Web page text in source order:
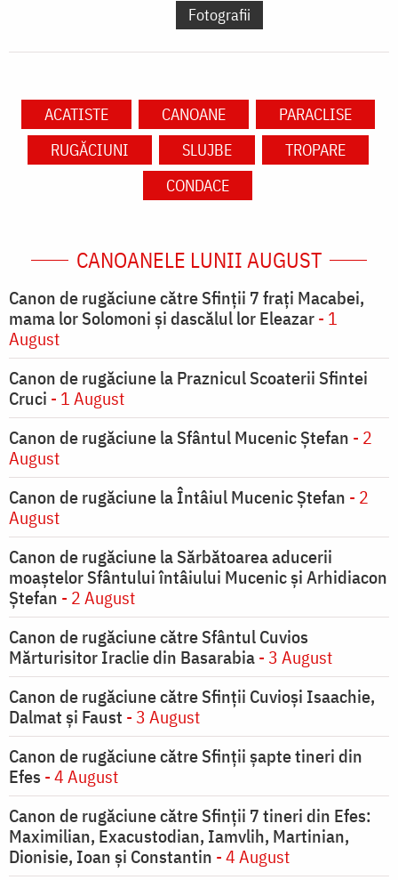
Fotografii
ACATISTE CANOANE
PARACLISE
RUGĂCIUNI
SLUJBE
TROPARE
CONDACE
CANOANELE LUNII AUGUST
Canon de rugăciune către Sfinţii 7 fraţi Macabei,
mama lor Solomoni şi dascălul lor Eleazar- 1
August
Canon de rugăciune la Praznicul Scoaterii Sfintei
Cruci - 1 August
Canon de rugăciune la Sfântul Mucenic Ștefan - 2
August
Canon de rugăciune la Întâiul Mucenic Ștefan - 2
August
Canon de rugăciune la Sărbătoarea aducerii
moaştelor Sfântului întâiului Mucenic şi Arhidiacon
Ştefan - 2 August
Canon de rugăciune către Sfântul Cuvios
Mărturisitor Iraclie din Basarabia- 3 August
Canon de rugăciune către Sfinţii Cuvioşi Isaachie,
Dalmat şi Faust - 3 August
Canon de rugăciune către Sfinţii şapte tineri din
Efes - 4 August
Canon de rugăciune către Sfinţii 7 tineri din Efes:
Maximilian, Exacustodian, Iamvlih, Martinian,
Dionisie, Ioan şi Constantin - 4 August